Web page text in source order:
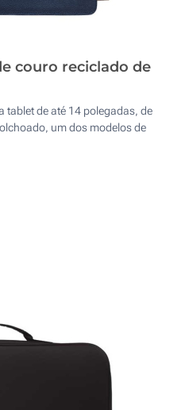
couro reciclado de
tablet de até 14 polegadas, de
um dos modelos de